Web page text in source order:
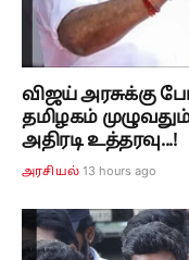
விஜய் அரசுக்கு
தமிழகம்
அதிரடி உத்தரவு...!
அரசியல் 13 hours ago